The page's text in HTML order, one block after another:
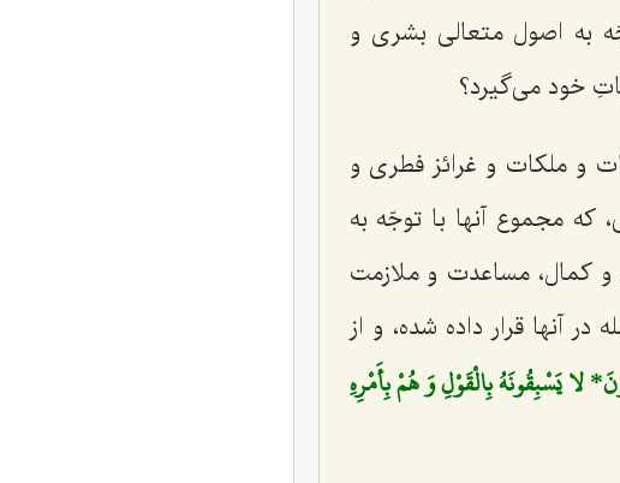
به اصول متعالى بشرى و
خود مى‌گيرد؟
و ملكات و غرائز فطرى و
كه مجموع آنها با توجّه به
و كمال، مساعدت و ملازمت
آنها قرار داده شده، و از
لا يَسْبِقُونَهُ بِالْقَوْلِ وَ هُمْ بِأَمْرِهِ